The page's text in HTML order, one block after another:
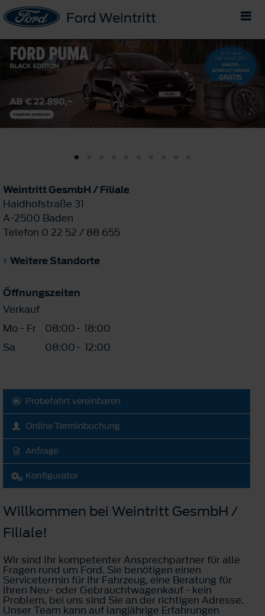
Ford Weintritt
Weintritt GesmbH / Filiale
Haidhofstraße 31
A-2500 Baden
Telefon 0 22 52 / 88 655
Weitere Standorte
Öffnungszeiten
Verkauf
Mo - Fr
08:00- 18:00
Sa
08:00- 12:00
Probefahrt vereinbaren
Online Terminbuchung
Anfrage
Konfigurator
Willkommen bei Weintritt GesmbH /
Filiale!
Wir sind Ihr kompetenter Ansprechpartner für alle
Fragen rund um Ford. Sie benötigen einen
Servicetermin für Ihr Fahrzeug, eine Beratung für
Ihren Neu- oder Gebrauchtwagenkauf - kein
Problem, bei uns sind Sie an der richtigen Adresse.
Unser Team kann auf langjährige Erfahrungen